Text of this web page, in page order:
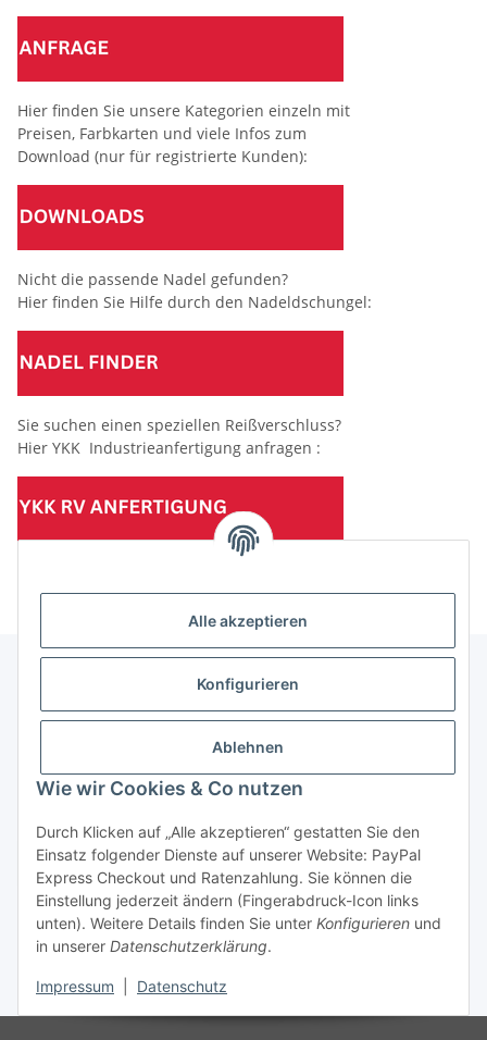
Alle akzeptieren
Konfigurieren
Ablehnen
Wie wir Cookies & Co nutzen
Durch Klicken auf „Alle akzeptieren“ gestatten Sie den
Einsatz folgender Dienste auf unserer Website: PayPal
Express Checkout und Ratenzahlung. Sie können die
Einstellung jederzeit ändern (Fingerabdruck-Icon links
unten). Weitere Details finden Sie unter Konfigurieren und
in unserer Datenschutzerklärung.
Impressum Datenschutz
Hier finden Sie unsere Kategorien einzeln mit
Preisen, Farbkarten und viele Infos zum
Download (nur für registrierte Kunden):
Nicht die passende Nadel gefunden?
Hier finden Sie Hilfe durch den Nadeldschungel:
Sie suchen einen speziellen Reißverschluss?
Hier YKK Industrieanfertigung anfragen :
(Mindesttabnahmemenge 10 Stück je Länge und Farbe)
Informationen
Gesetzliche Informationen
Vertrag widerrufen
* Alle Preise zzgl. gesetzlicher USt., zzgl.